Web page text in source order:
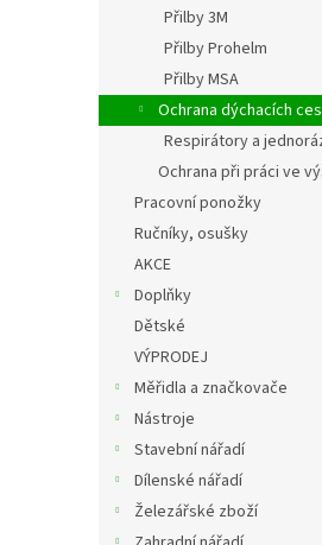
Přilby 3M
Přilby Prohelm
Přilby MSA
Ochrana dýchacích
Respirátory a
Ochrana při práci ve
Pracovní ponožky
Ručníky, osušky
AKCE
Doplňky
Dětské
VÝPRODEJ
Měřidla a značkovače
Nástroje
Stavební nářadí
Dílenské nářadí
Železářské zboží